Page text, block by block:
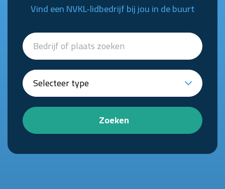
Vind een NVKL-lidbedrijf bij jou in de buurt
Zoeken